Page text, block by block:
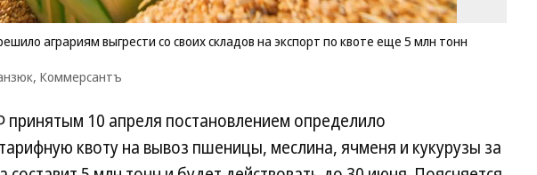
аграриям выгрести со своих складов на экспорт по квоте еще 5 млн тонн
Коммерсантъ
принятым 10 апреля постановлением определило
квоту на вывоз пшеницы, меслина, ячменя и кукурузы за